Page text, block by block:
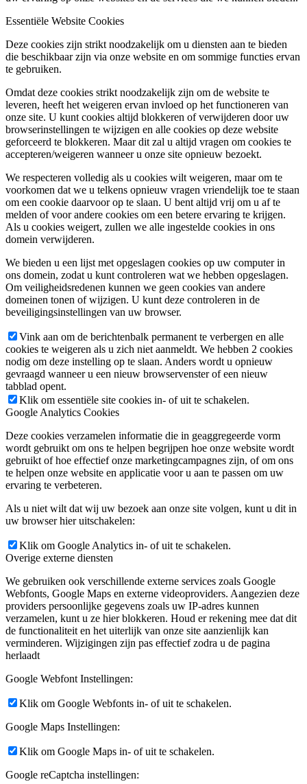
Essentiële Website Cookies
Deze cookies zijn strikt noodzakelijk om u diensten aan te bieden
die beschikbaar zijn via onze website en om sommige functies ervan
te gebruiken.
Omdat deze cookies strikt noodzakelijk zijn om de website te
leveren, heeft het weigeren ervan invloed op het functioneren van
onze site. U kunt cookies altijd blokkeren of verwijderen door uw
browserinstellingen te wijzigen en alle cookies op deze website
geforceerd te blokkeren. Maar dit zal u altijd vragen om cookies te
accepteren/weigeren wanneer u onze site opnieuw bezoekt.
We respecteren volledig als u cookies wilt weigeren, maar om te
voorkomen dat we u telkens opnieuw vragen vriendelijk toe te staan
om een cookie daarvoor op te slaan. U bent altijd vrij om u af te
melden of voor andere cookies om een betere ervaring te krijgen.
Als u cookies weigert, zullen we alle ingestelde cookies in ons
domein verwijderen.
We bieden u een lijst met opgeslagen cookies op uw computer in
ons domein, zodat u kunt controleren wat we hebben opgeslagen.
Om veiligheidsredenen kunnen we geen cookies van andere
domeinen tonen of wijzigen. U kunt deze controleren in de
beveiligingsinstellingen van uw browser.
Vink aan om de berichtenbalk permanent te verbergen en alle
cookies te weigeren als u zich niet aanmeldt. We hebben 2 cookies
nodig om deze instelling op te slaan. Anders wordt u opnieuw
gevraagd wanneer u een nieuw browservenster of een nieuw
tabblad opent.
Klik om essentiële site cookies in- of uit te schakelen.
Google Analytics Cookies
Deze cookies verzamelen informatie die in geaggregeerde vorm
wordt gebruikt om ons te helpen begrijpen hoe onze website wordt
gebruikt of hoe effectief onze marketingcampagnes zijn, of om ons
te helpen onze website en applicatie voor u aan te passen om uw
ervaring te verbeteren.
Als u niet wilt dat wij uw bezoek aan onze site volgen, kunt u dit in
uw browser hier uitschakelen:
Klik om Google Analytics in- of uit te schakelen.
Overige externe diensten
We gebruiken ook verschillende externe services zoals Google
Webfonts, Google Maps en externe videoproviders. Aangezien deze
providers persoonlijke gegevens zoals uw IP-adres kunnen
verzamelen, kunt u ze hier blokkeren. Houd er rekening mee dat dit
de functionaliteit en het uiterlijk van onze site aanzienlijk kan
verminderen. Wijzigingen zijn pas effectief zodra u de pagina
herlaadt
Google Webfont Instellingen:
Klik om Google Webfonts in- of uit te schakelen.
Google Maps Instellingen:
Klik om Google Maps in- of uit te schakelen.
Google reCaptcha instellingen: